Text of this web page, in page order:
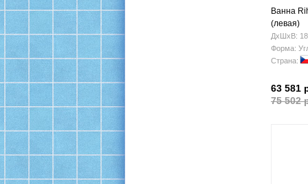
Ванна
(левая)
ДхШхВ:
Форма:
Страна:
63 581
75 502